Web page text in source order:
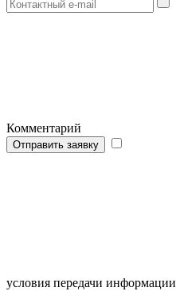
Комментарий
Отправить заявку
условия передачи информации